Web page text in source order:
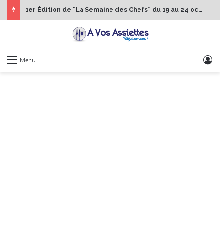
1er Édition de “La Semaine des Chefs” du 19 au 24 octobre 2026
Menu